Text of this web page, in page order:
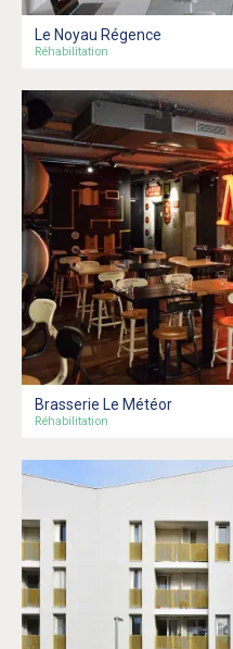
Le Noyau Régence
Réhabilitation
Brasserie Le Météor
Réhabilitation